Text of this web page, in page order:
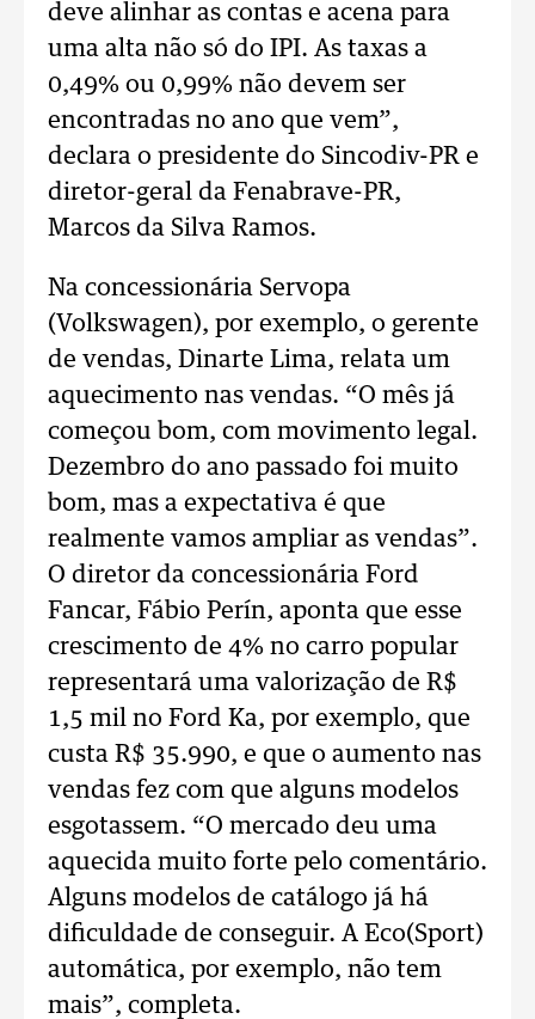
deve alinhar as contas e acena para
uma alta não só do IPI. As taxas a
0,49% ou 0,99% não devem ser
encontradas no ano que vem”,
declara o presidente do Sincodiv-PR e
diretor-geral da Fenabrave-PR,
Marcos da Silva Ramos.
Na concessionária Servopa
(Volkswagen), por exemplo, o gerente
de vendas, Dinarte Lima, relata um
aquecimento nas vendas. “O mês já
começou bom, com movimento legal.
Dezembro do ano passado foi muito
bom, mas a expectativa é que
realmente vamos ampliar as vendas”.
O diretor da concessionária Ford
Fancar, Fábio Perín, aponta que esse
crescimento de 4% no carro popular
representará uma valorização de R$
1,5 mil no Ford Ka, por exemplo, que
custa R$ 35.990, e que o aumento nas
vendas fez com que alguns modelos
esgotassem. “O mercado deu uma
aquecida muito forte pelo comentário.
Alguns modelos de catálogo já há
dificuldade de conseguir. A Eco(Sport)
automática, por exemplo, não tem
mais”, completa.